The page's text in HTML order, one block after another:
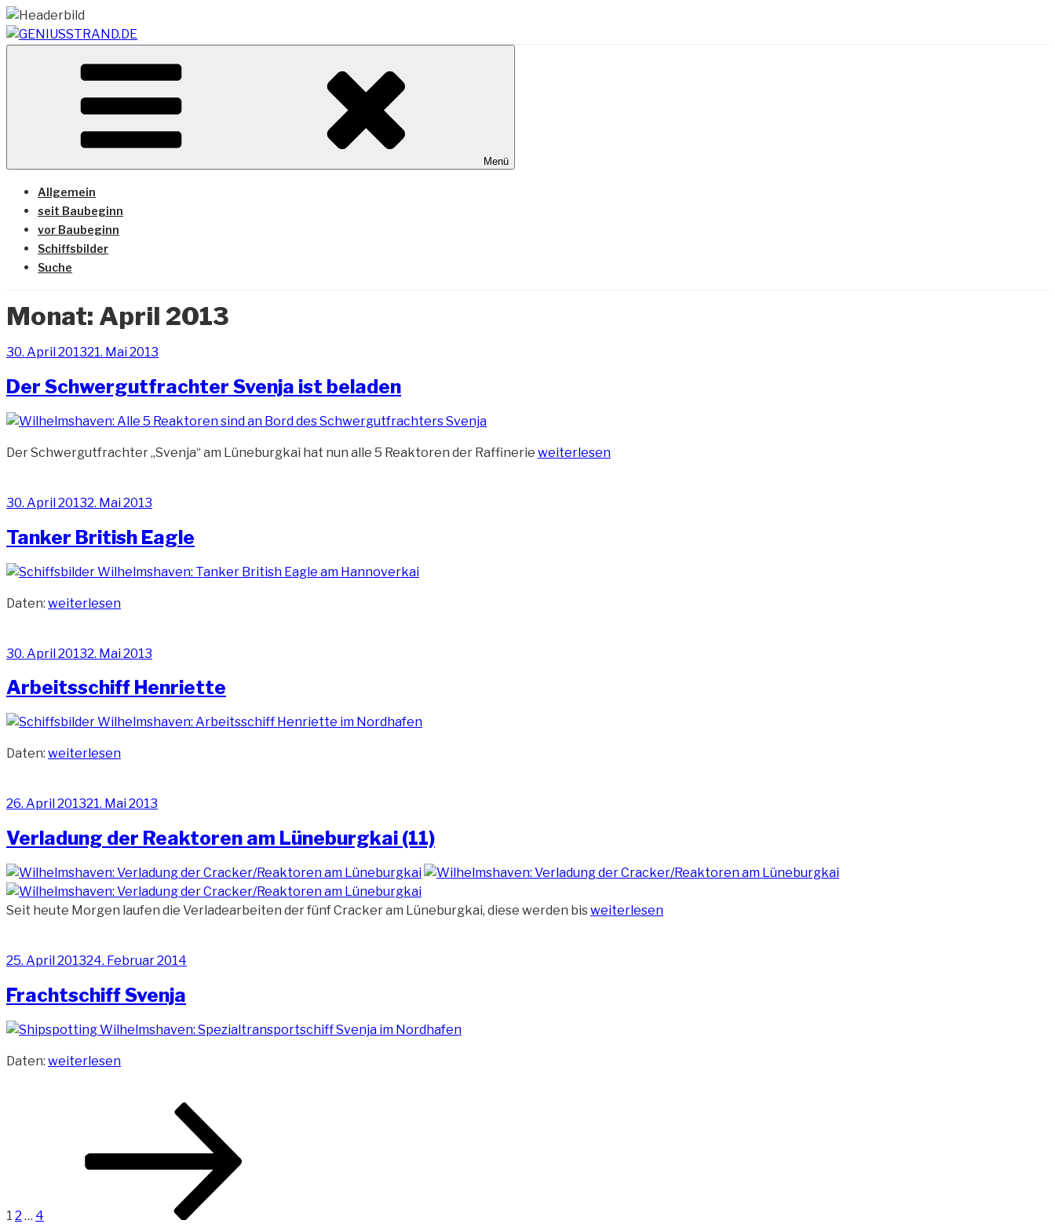
Zum
Inhalt
springen
GENIUSSTRAND.DE
Vom Geniusstrand zum JadeWeserPort/Container Terminal Wilhelmshaven
Menü
Allgemein
seit Baubeginn
vor Baubeginn
Schiffsbilder
Suche
Monat: April 2013
Veröffentlicht
30. April 201321. Mai 2013
Der Schwergutfrachter Svenja ist beladen
Der Schwergutfrachter „Svenja“ am Lüneburgkai hat nun alle 5 Reaktoren der Raffinerie „Der
weiterlesen
Veröffentlicht
30. April 20132. Mai 2013
Tanker British Eagle
Daten: „Tanker
weiterlesen
Veröffentlicht
30. April 20132. Mai 2013
Arbeitsschiff Henriette
Daten: „Arbeitsschiff
weiterlesen
Veröffentlicht
26. April 201321. Mai 2013
Verladung der Reaktoren am Lüneburgkai (11)
Seit heute Morgen laufen die Verladearbeiten der fünf Cracker am Lüneburgkai, diese werden bis„Verladung
weiterlesen
Veröffentlicht
25. April 201324. Februar 2014
Frachtschiff Svenja
Daten: „Frachtschiff
weiterlesen
Beitragsnavigation
1 2 … 4